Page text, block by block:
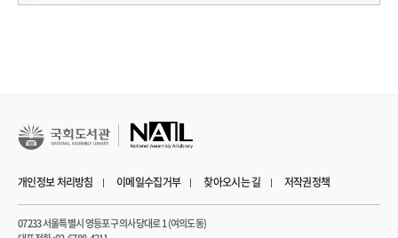
개인정보 처리방침 이메일수집거부 찾아오시는 길 저작권정책
07233 서울특별시 영등포구 의사당대로 1 (여의도동)